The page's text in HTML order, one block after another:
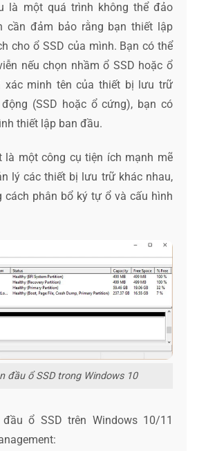
là một quá trình không thể đảo
cần đảm bảo rằng bạn thiết lập
cho ổ SSD của mình. Bạn có thể
nếu chọn nhầm ổ SSD hoặc ổ
xác minh tên của thiết bị lưu trữ
(SSD hoặc ổ cứng), bạn có
thiết lập ban đầu.
là một công cụ tiện ích mạnh mẽ
lý các thiết bị lưu trữ khác nhau,
cách phân bổ ký tự ổ và cấu hình
đầu ổ SSD trong Windows 10
ổ SSD trên Windows 10/11